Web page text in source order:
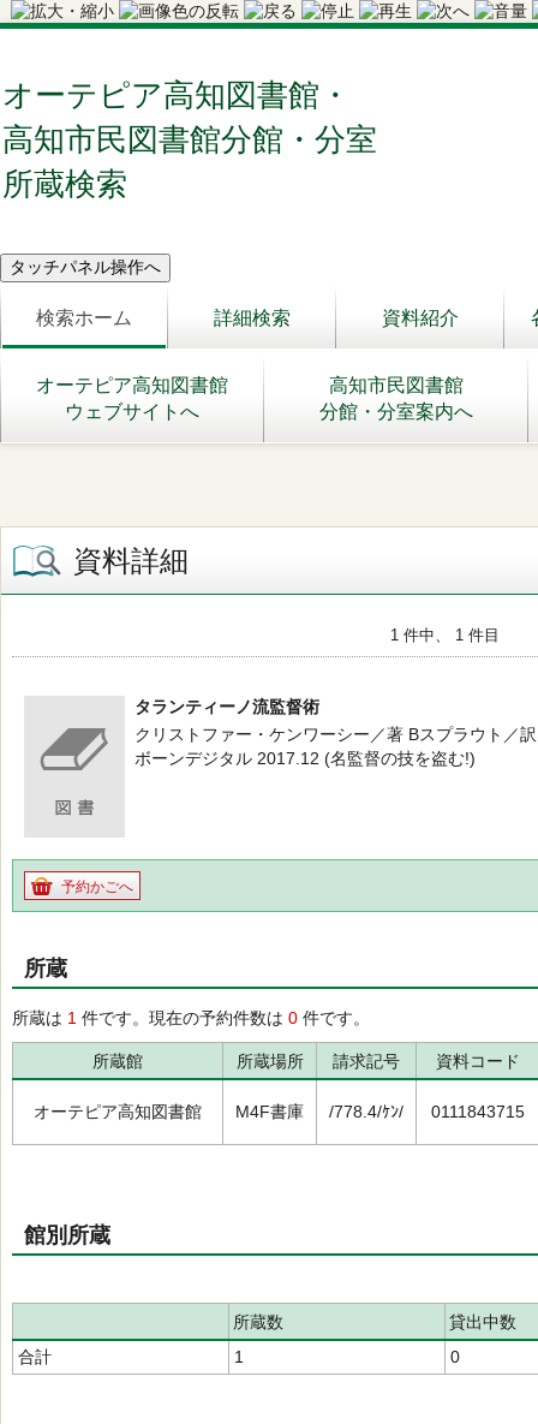
オーテピア高知図書館・
高知市民図書館分館・分室
所蔵検索
検索ホーム 詳細検索 資料紹介
オーテピア高知図書館
ウェブサイトへ
高知市民図書館
分館・分室案内へ
資料詳細
1 件中、 1 件目
タランティーノ流監督術
クリストファー・ケンワーシー／著 Bスプラウト／訳
ボーンデジタル 2017.12 (名監督の技を盗む!)
予約かごへ
所蔵
所蔵は 1 件です。現在の予約件数は 0 件です。
所蔵館 所蔵場所 請求記号 資料コード
オーテピア高知図書館 M4F書庫 /778.4/ｹﾝ/ 0111843715
館別所蔵
所蔵数
貸出中数
合計
1 0